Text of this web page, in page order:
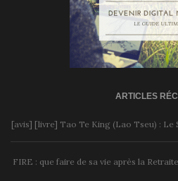
ARTICLES
[avis] [livre] Tao Te King (Lao Tseu) : Le
FIRE : que faire de sa vie après la